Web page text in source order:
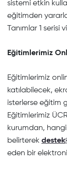
sistemi etkin
eğitimden
Tanımlar 1 serisi
Eğitimlerimiz
Eğitimlerimiz
katılabilecek,
isterlerse eğitim
Eğitimlerimiz
kurumdan,
belirterek
eden bir